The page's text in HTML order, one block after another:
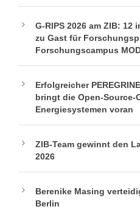
G-RIPS 2026 am ZIB:
zu Gast für
Forschungscampus
Erfolgreicher
bringt die Open-Source-
Energiesystemen voran
ZIB-Team gewinnt den
2026
Berenike Masing
Berlin